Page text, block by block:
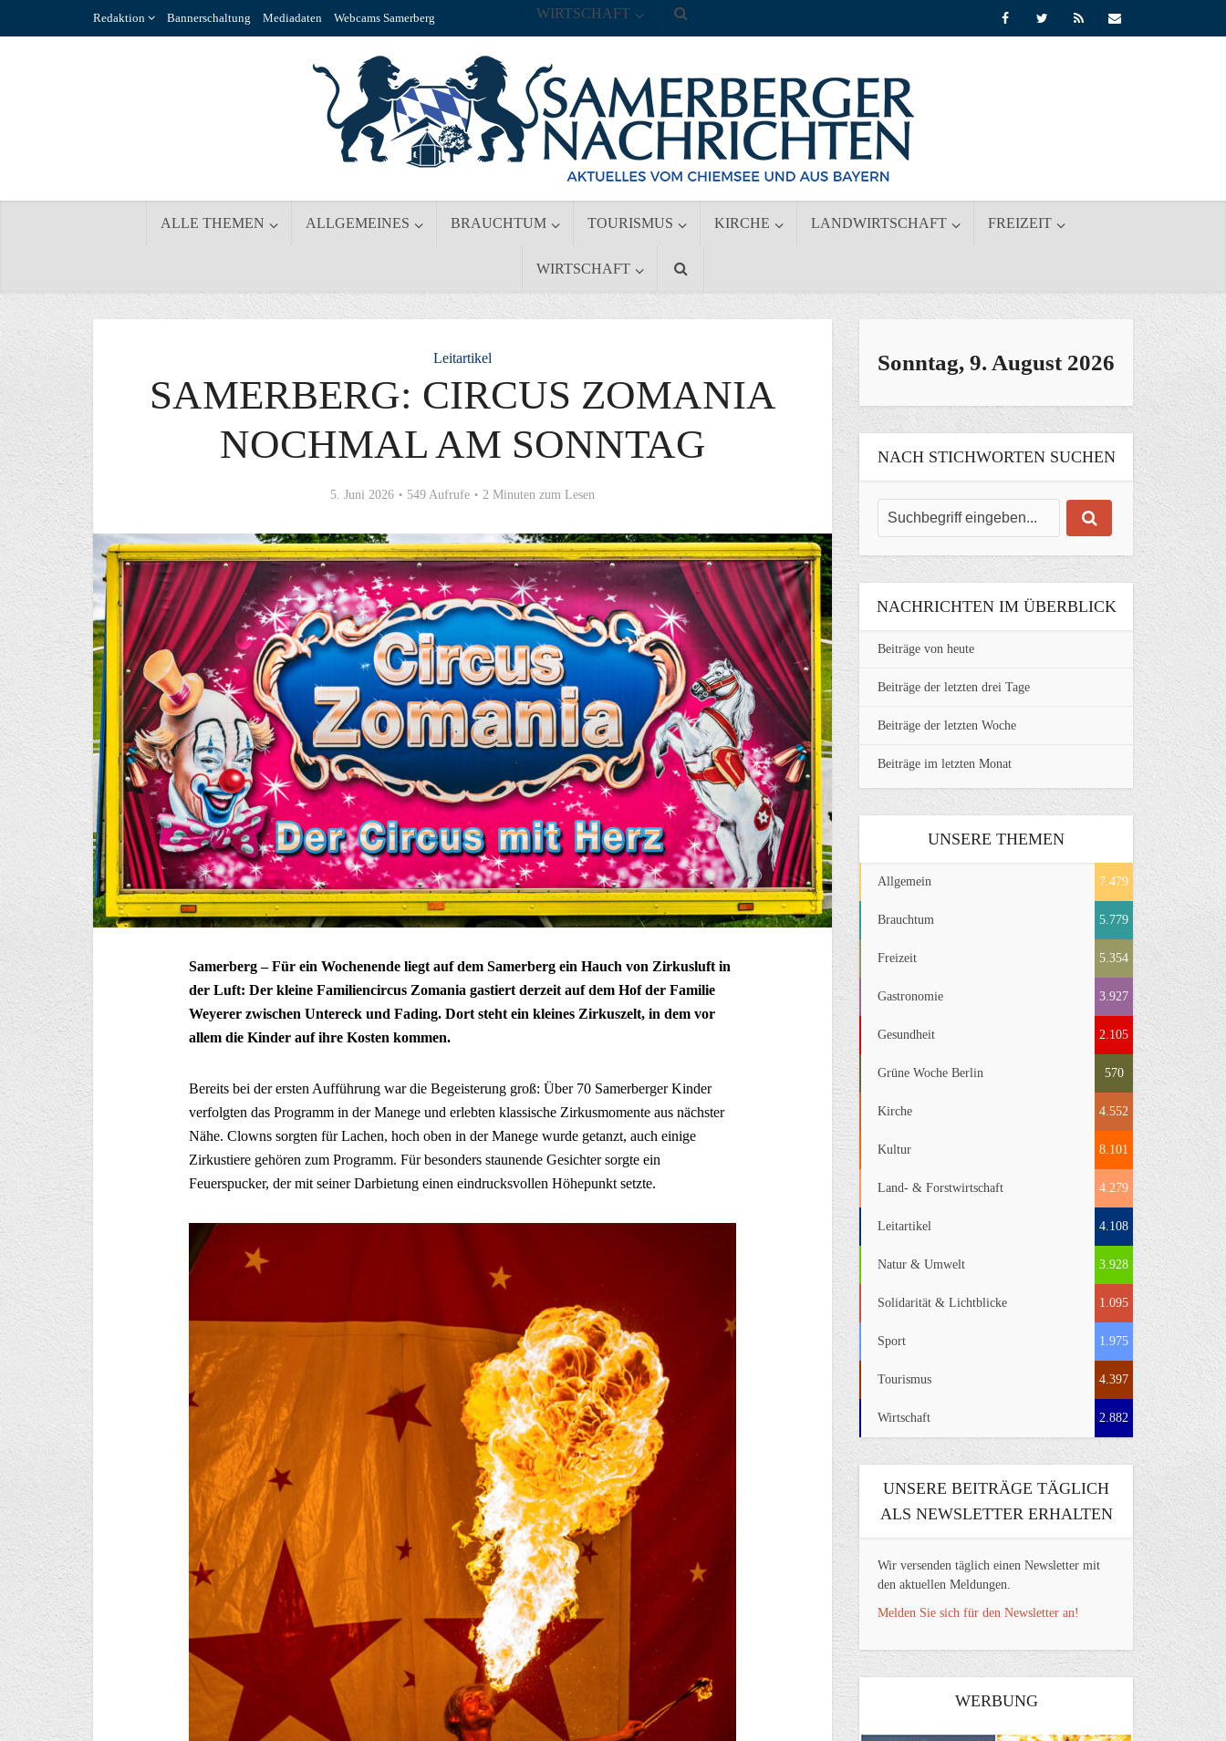
Redaktion Bannerschaltung Mediadaten Webcams Samerberg
ALLE THEMEN ALLGEMEINES BRAUCHTUM TOURISMUS KIRCHE LANDWIRTSCHAFT FREIZEIT
WIRTSCHAFT
WIRTSCHAFT
Leitartikel
SAMERBERG: CIRCUS ZOMANIA
NOCHMAL AM SONNTAG
5. Juni 2026 549 Aufrufe 2 Minuten zum Lesen
Samerberg – Für ein Wochenende liegt auf dem Samerberg ein Hauch von Zirkusluft in
der Luft: Der kleine Familiencircus Zomania gastiert derzeit auf dem Hof der Familie
Weyerer zwischen Untereck und Fading. Dort steht ein kleines Zirkuszelt, in dem vor
allem die Kinder auf ihre Kosten kommen.
Bereits bei der ersten Aufführung war die Begeisterung groß: Über 70 Samerberger Kinder
verfolgten das Programm in der Manege und erlebten klassische Zirkusmomente aus nächster
Nähe. Clowns sorgten für Lachen, hoch oben in der Manege wurde getanzt, auch einige
Zirkustiere gehören zum Programm. Für besonders staunende Gesichter sorgte ein
Feuerspucker, der mit seiner Darbietung einen eindrucksvollen Höhepunkt setzte.
Sonntag, 9. August 2026
NACH STICHWORTEN SUCHEN
NACHRICHTEN IM ÜBERBLICK
Beiträge von heute
Beiträge der letzten drei Tage
Beiträge der letzten Woche
Beiträge im letzten Monat
UNSERE THEMEN
Allgemein 7.479
Brauchtum 5.779
Freizeit 5.354
Gastronomie 3.927
Gesundheit 2.105
Grüne Woche Berlin 570
Kirche 4.552
Kultur 8.101
Land- & Forstwirtschaft 4.279
Leitartikel 4.108
Natur & Umwelt 3.928
Solidarität & Lichtblicke 1.095
Sport 1.975
Tourismus 4.397
Wirtschaft 2.882
UNSERE BEITRÄGE TÄGLICH
ALS NEWSLETTER ERHALTEN
Wir versenden täglich einen Newsletter mit
den aktuellen Meldungen.
Melden Sie sich für den Newsletter an!
WERBUNG